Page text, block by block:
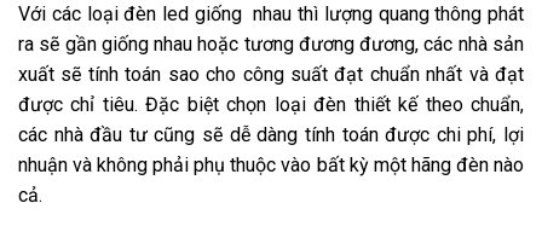
Với các loại đèn led giống nhau thì lượng quang thông phát
ra sẽ gần giống nhau hoặc tương đương đương, các nhà sản
xuất sẽ tính toán sao cho công suất đạt chuẩn nhất và đạt
được chỉ tiêu. Đặc biệt chọn loại đèn thiết kế theo chuẩn,
các nhà đầu tư cũng sẽ dễ dàng tính toán được chi phí, lợi
nhuận và không phải phụ thuộc vào bất kỳ một hãng đèn nào
cả.